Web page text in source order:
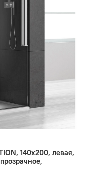
140x200, левая,